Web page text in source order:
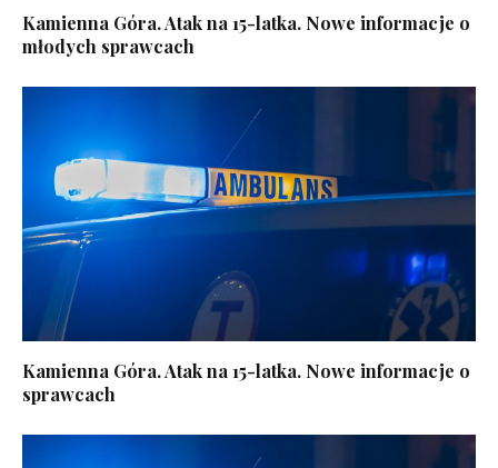
Kamienna Góra. Atak na 15-latka. Nowe informacje o
młodych sprawcach
Kamienna Góra. Atak na 15-latka. Nowe informacje o
sprawcach